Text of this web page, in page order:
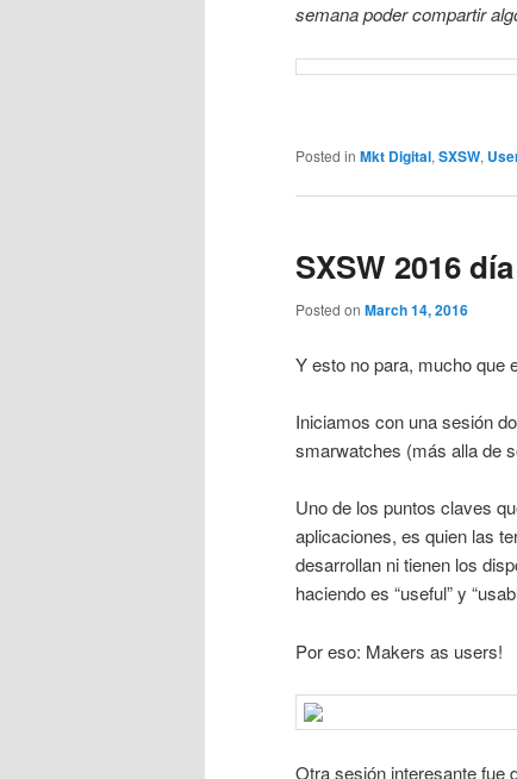
semana poder compartir
Posted in Mkt Digital, SXSW,
SXSW 2016
Posted on March 14, 2016
Y esto no para, mucho que
Iniciamos con una sesión
smarwatches (más alla de
Uno de los puntos claves
aplicaciones, es quien las
desarrollan ni tienen los
haciendo es “useful” y
Por eso: Makers as users!
Otra sesión interesante fue